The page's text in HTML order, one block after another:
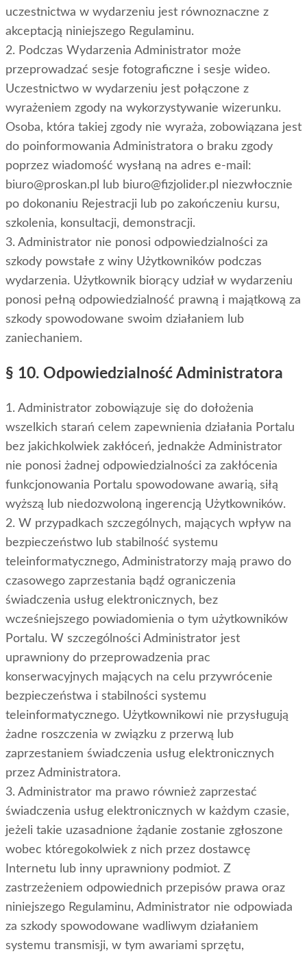
uczestnictwa w wydarzeniu jest równoznaczne z
akceptacją niniejszego Regulaminu.
2. Podczas Wydarzenia Administrator może
przeprowadzać sesje fotograficzne i sesje wideo.
Uczestnictwo w wydarzeniu jest połączone z
wyrażeniem zgody na wykorzystywanie wizerunku.
Osoba, która takiej zgody nie wyraża, zobowiązana jest
do poinformowania Administratora o braku zgody
poprzez wiadomość wysłaną na adres e-mail:
biuro@proskan.pl lub biuro@fizjolider.pl niezwłocznie
po dokonaniu Rejestracji lub po zakończeniu kursu,
szkolenia, konsultacji, demonstracji.
3. Administrator nie ponosi odpowiedzialności za
szkody powstałe z winy Użytkowników podczas
wydarzenia. Użytkownik biorący udział w wydarzeniu
ponosi pełną odpowiedzialność prawną i majątkową za
szkody spowodowane swoim działaniem lub
zaniechaniem.
§ 10. Odpowiedzialność Administratora
1. Administrator zobowiązuje się do dołożenia
wszelkich starań celem zapewnienia działania Portalu
bez jakichkolwiek zakłóceń, jednakże Administrator
nie ponosi żadnej odpowiedzialności za zakłócenia
funkcjonowania Portalu spowodowane awarią, siłą
wyższą lub niedozwoloną ingerencją Użytkowników.
2. W przypadkach szczególnych, mających wpływ na
bezpieczeństwo lub stabilność systemu
teleinformatycznego, Administratorzy mają prawo do
czasowego zaprzestania bądź ograniczenia
świadczenia usług elektronicznych, bez
wcześniejszego powiadomienia o tym użytkowników
Portalu. W szczególności Administrator jest
uprawniony do przeprowadzenia prac
konserwacyjnych mających na celu przywrócenie
bezpieczeństwa i stabilności systemu
teleinformatycznego. Użytkownikowi nie przysługują
żadne roszczenia w związku z przerwą lub
zaprzestaniem świadczenia usług elektronicznych
przez Administratora.
3. Administrator ma prawo również zaprzestać
świadczenia usług elektronicznych w każdym czasie,
jeżeli takie uzasadnione żądanie zostanie zgłoszone
wobec któregokolwiek z nich przez dostawcę
Internetu lub inny uprawniony podmiot. Z
zastrzeżeniem odpowiednich przepisów prawa oraz
niniejszego Regulaminu, Administrator nie odpowiada
za szkody spowodowane wadliwym działaniem
systemu transmisji, w tym awariami sprzętu,